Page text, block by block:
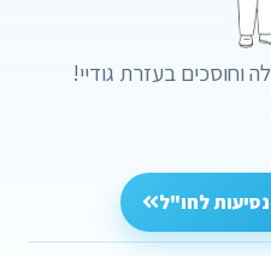
וחוסכים בעזרת גודיי!
לחו"ל